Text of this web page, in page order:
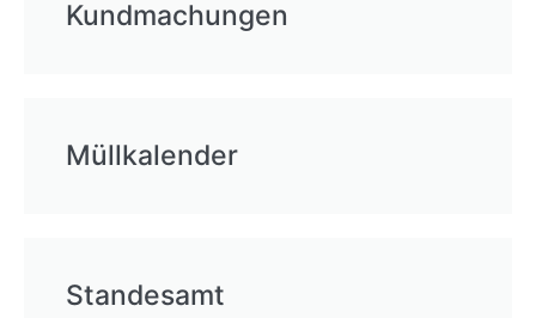
Kundmachungen
Müllkalender
Standesamt